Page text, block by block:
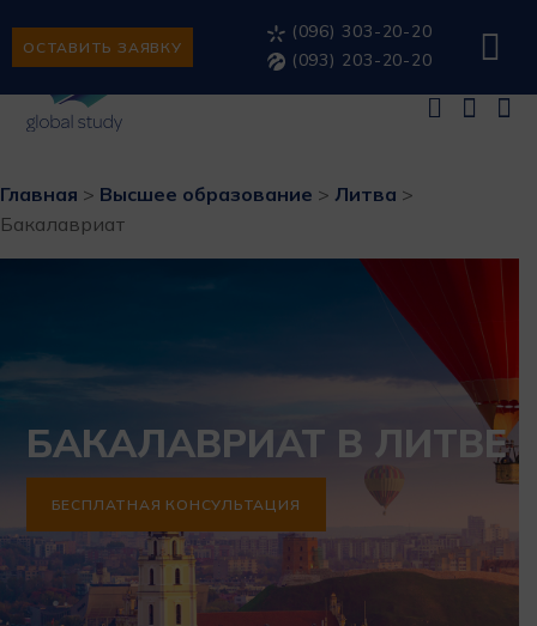
ОСТАВИТЬ ЗАЯВКУ
(096) 303-20-20
(093) 203-20-20
Главная > Высшее образование > Литва >
Бакалавриат
БАКАЛАВРИАТ В ЛИТВЕ
БЕСПЛАТНАЯ КОНСУЛЬТАЦИЯ